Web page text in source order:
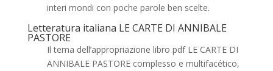
interi mondi con poche parole ben scelte.
Letteratura italiana LE CARTE DI ANNIBALE
PASTORE
Il tema dell’appropriazione libro pdf LE CARTE DI
ANNIBALE PASTORE complesso e multifacético,